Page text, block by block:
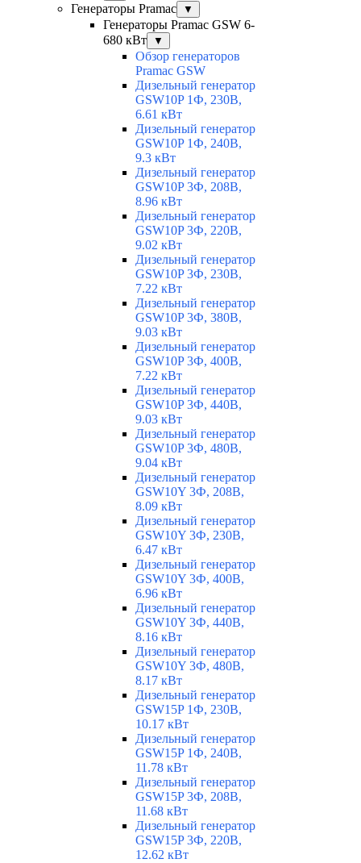
Генераторы Pramac ▼
Генераторы Pramac GSW 6-
680 кВт
▼
Обзор генераторов
Pramac GSW
Дизельный генератор
GSW10P 1Ф, 230В,
6.61 кВт
Дизельный генератор
GSW10P 1Ф, 240В,
9.3 кВт
Дизельный генератор
GSW10P 3Ф, 208В,
8.96 кВт
Дизельный генератор
GSW10P 3Ф, 220В,
9.02 кВт
Дизельный генератор
GSW10P 3Ф, 230В,
7.22 кВт
Дизельный генератор
GSW10P 3Ф, 380В,
9.03 кВт
Дизельный генератор
GSW10P 3Ф, 400В,
7.22 кВт
Дизельный генератор
GSW10P 3Ф, 440В,
9.03 кВт
Дизельный генератор
GSW10P 3Ф, 480В,
9.04 кВт
Дизельный генератор
GSW10Y 3Ф, 208В,
8.09 кВт
Дизельный генератор
GSW10Y 3Ф, 230В,
6.47 кВт
Дизельный генератор
GSW10Y 3Ф, 400В,
6.96 кВт
Дизельный генератор
GSW10Y 3Ф, 440В,
8.16 кВт
Дизельный генератор
GSW10Y 3Ф, 480В,
8.17 кВт
Дизельный генератор
GSW15P 1Ф, 230В,
10.17 кВт
Дизельный генератор
GSW15P 1Ф, 240В,
11.78 кВт
Дизельный генератор
GSW15P 3Ф, 208В,
11.68 кВт
Дизельный генератор
GSW15P 3Ф, 220В,
12.62 кВт